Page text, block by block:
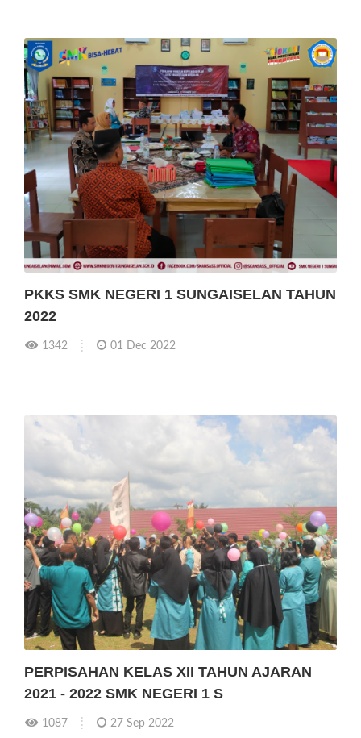
PKKS SMK NEGERI 1 SUNGAISELAN TAHUN
2022
1342 01 Dec 2022
PERPISAHAN KELAS XII TAHUN AJARAN
2021 - 2022 SMK NEGERI 1 S
1087 27 Sep 2022